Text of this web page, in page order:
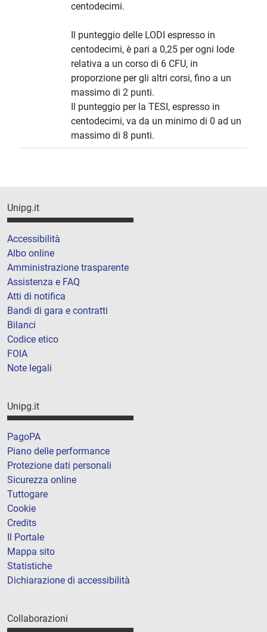
centodecimi.
Il punteggio delle LODI espresso in
centodecimi, è pari a 0,25 per ogni lode
relativa a un corso di 6 CFU, in
proporzione per gli altri corsi, fino a un
massimo di 2 punti.
Il punteggio per la TESI, espresso in
centodecimi, va da un minimo di 0 ad un
massimo di 8 punti.
Unipg.it
Accessibilità
Albo online
Amministrazione trasparente
Assistenza e FAQ
Atti di notifica
Bandi di gara e contratti
Bilanci
Codice etico
FOIA
Note legali
Unipg.it
PagoPA
Piano delle performance
Protezione dati personali
Sicurezza online
Tuttogare
Cookie
Credits
Il Portale
Mappa sito
Statistiche
Dichiarazione di accessibilità
Collaborazioni